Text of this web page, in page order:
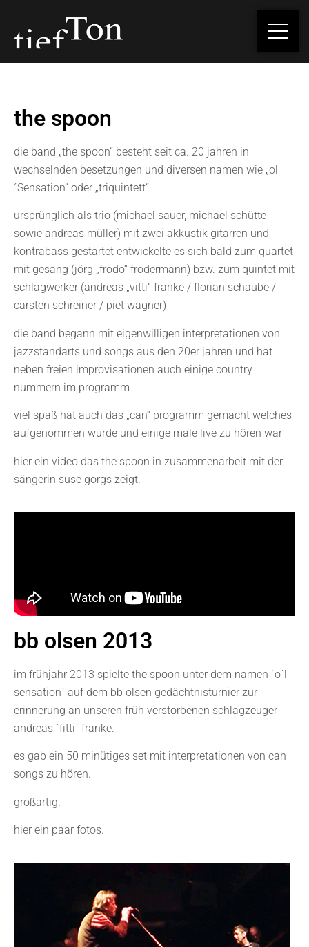
the spoon
die band „the spoon“ besteht seit ca. 20 jahren in
wechselnden besetzungen und diversen namen wie „ol
´Sensation“ oder „triquintett“
ursprünglich als trio (michael sauer, michael schütte
sowie andreas müller) mit zwei akkustik gitarren und
kontrabass gestartet entwickelte es sich bald zum quartet
mit gesang (jörg „frodo“ frodermann) bzw. zum quintet mit
schlagwerker (andreas „vitti“ franke / florian schaube /
carsten schreiner / piet wagner)
die band begann mit eigenwilligen interpretationen von
jazzstandarts und songs aus den 20er jahren und hat
neben freien improvisationen auch einige country
nummern im programm
viel spaß hat auch das „can“ programm gemacht welches
aufgenommen wurde und einige male live zu hören war
hier ein video das the spoon in zusammenarbeit mit der
sängerin suse gorgs zeigt.
bb olsen 2013
im frühjahr 2013 spielte the spoon unter dem namen `o´l
sensation` auf dem bb olsen gedächtnisturnier zur
erinnerung an unseren früh verstorbenen schlagzeuger
andreas `fitti` franke.
es gab ein 50 minütiges set mit interpretationen von can
songs zu hören.
großartig.
hier ein paar fotos.